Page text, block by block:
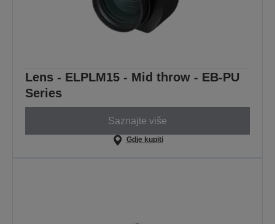
Lens - ELPLM15 - Mid throw - EB-PU
Series
Saznajte više
Gdje kupiti